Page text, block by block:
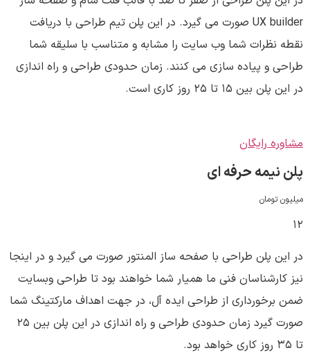
UX builder صورت می گیرد. در این پلن تیم طراحی با دریافت
نقطه نظرات شما وب سایت را مشابه و متناسب با سلیقه شما
طراحی و پیاده سازی می کنند. زمان حدودی طراحی و راه اندازی
در این پلن بین ۱۵ تا ۲۵ روز کاری است.
مشاوره رایگان
پلن نیمه حرفه ای
میلیون تومان
۱۲
در این پلن طراحی با صفحه ساز المنتور صورت می گیرد و در اینجا
نیز کارشناسان فنی ما همیار شما خواهند بود تا طراحی وبسایت
ضمن برخورداری از طراحی ایده آل، در جهت اهداف مارکتینگ شما
صورت گیرد زمان حدودی طراحی و راه اندازی در این پلن بین ۲۵
تا ۳۵ روز کاری خواهد بود.